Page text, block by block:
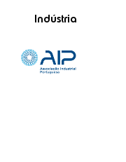
Indústria